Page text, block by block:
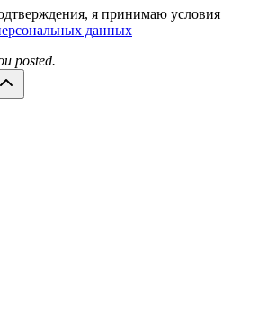
я принимаю условия
данных
posted.